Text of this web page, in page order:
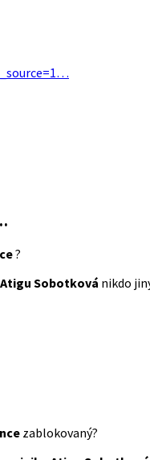
?
Sobotková nikdo
zablokovaný?